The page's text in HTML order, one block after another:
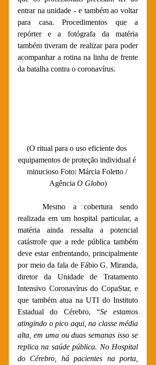
entrar na unidade - e também ao voltar
para casa. Procedimentos que a
repórter e a fotógrafa da matéria
também tiveram de realizar para poder
acompanhar a rotina na linha de frente
da batalha contra o coronavírus.
(O ritual para o uso eficiente dos
equipamentos de proteção individual é
minucioso Foto: Márcia Foletto /
Agência O Globo)
Mesmo a cobertura sendo
realizada em um hospital particular, a
matéria ainda ressalta a potencial
catástrofe que a rede pública também
deve estar enfrentando, principalmente
por meio da fala de Fábio G. Miranda,
diretor da Unidade de Tratamento
Intensivo Coronavírus do CopaStar, e
que também atua na UTI do Instituto
Estadual do Cérebro, “Se estamos
atingindo o pico aqui, na classe média
alta, em uma ou duas semanas isso se
replica na saúde pública. No Hospital
do Cérebro, há pacientes na porta,